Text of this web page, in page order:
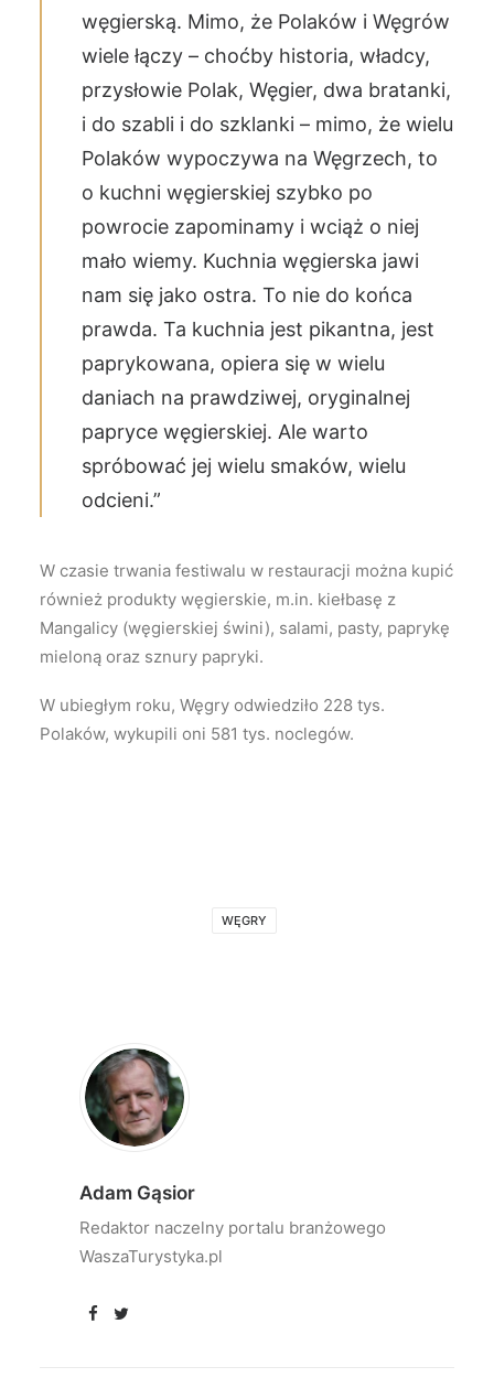
węgierską. Mimo, że Polaków i Węgrów
wiele łączy – choćby historia, władcy,
przysłowie Polak, Węgier, dwa bratanki,
i do szabli i do szklanki – mimo, że wielu
Polaków wypoczywa na Węgrzech, to
o kuchni węgierskiej szybko po
powrocie zapominamy i wciąż o niej
mało wiemy. Kuchnia węgierska jawi
nam się jako ostra. To nie do końca
prawda. Ta kuchnia jest pikantna, jest
paprykowana, opiera się w wielu
daniach na prawdziwej, oryginalnej
papryce węgierskiej. Ale warto
spróbować jej wielu smaków, wielu
odcieni.”
W czasie trwania festiwalu w restauracji można kupić
również produkty węgierskie, m.in. kiełbasę z
Mangalicy (węgierskiej świni), salami, pasty, paprykę
mieloną oraz sznury papryki.
W ubiegłym roku, Węgry odwiedziło 228 tys.
Polaków, wykupili oni 581 tys. noclegów.
WĘGRY
Adam Gąsior
Redaktor naczelny portalu branżowego
WaszaTurystyka.pl